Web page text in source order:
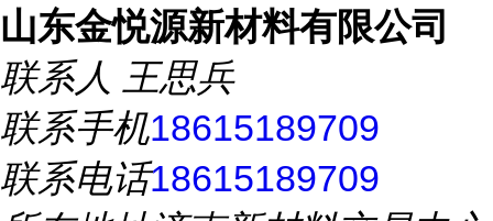
山东金悦源新材料有限公司
联系人 王思兵
联系手机18615189709
联系电话18615189709